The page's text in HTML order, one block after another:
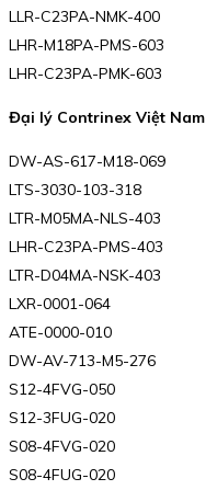
LLR-C23PA-NMK-400
LHR-M18PA-PMS-603
LHR-C23PA-PMK-603
Đại lý Contrinex Việt Nam
DW-AS-617-M18-069
LTS-3030-103-318
LTR-M05MA-NLS-403
LHR-C23PA-PMS-403
LTR-D04MA-NSK-403
LXR-0001-064
ATE-0000-010
DW-AV-713-M5-276
S12-4FVG-050
S12-3FUG-020
S08-4FVG-020
S08-4FUG-020